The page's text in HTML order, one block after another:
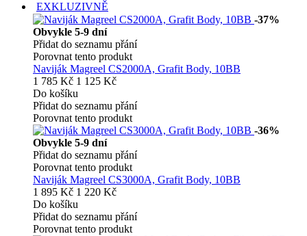
EXKLUZIVNĚ
-37%
Obvykle 5-9 dní
Přidat do seznamu přání
Porovnat tento produkt
Naviják Magreel CS2000A, Grafit Body, 10BB
1 785 Kč 1 125 Kč
Do košíku
Přidat do seznamu přání
Porovnat tento produkt
-36%
Obvykle 5-9 dní
Přidat do seznamu přání
Porovnat tento produkt
Naviják Magreel CS3000A, Grafit Body, 10BB
1 895 Kč 1 220 Kč
Do košíku
Přidat do seznamu přání
Porovnat tento produkt